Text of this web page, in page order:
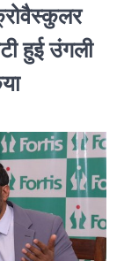
हुई उंगली